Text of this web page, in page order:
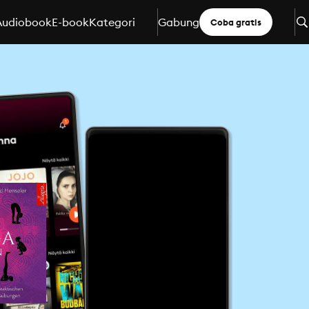
E-bookKategori Gabung Coba gratis